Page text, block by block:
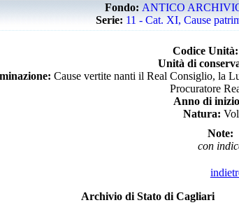
Fondo: ANTICO
Serie: 11 - Cat. XI, Cause
Codice Unità:
Unità di
Cause vertite nanti il Real Consiglio, la
Procuratore
Anno di
Natura:
Note:
con
Archivio di Stato di Cagliari